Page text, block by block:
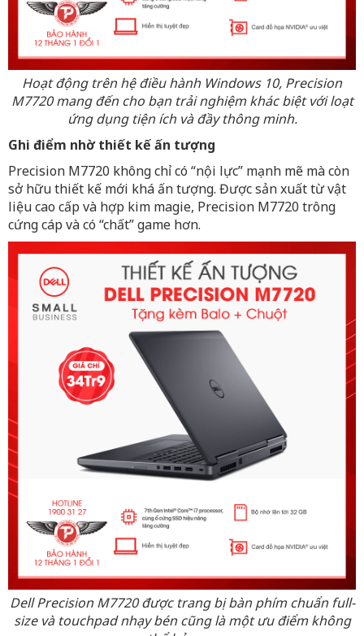
Hoạt động trên hệ điều hành Windows 10, Precision
M7720 mang đến cho bạn trải nghiệm khác biệt với loạt
ứng dụng tiện ích và đầy thông minh.
Ghi điểm nhờ thiết kế ấn tượng
Precision M7720 không chỉ có “nội lực” mạnh mẽ mà còn
sở hữu thiết kế mới khá ấn tượng. Được sản xuất từ vật
liệu cao cấp và hợp kim magie, Precision M7720 trông
cứng cáp và có “chất” game hơn.
Dell Precision M7720 được trang bị bàn phím chuẩn full-
size và touchpad nhạy bén cũng là một ưu điểm không